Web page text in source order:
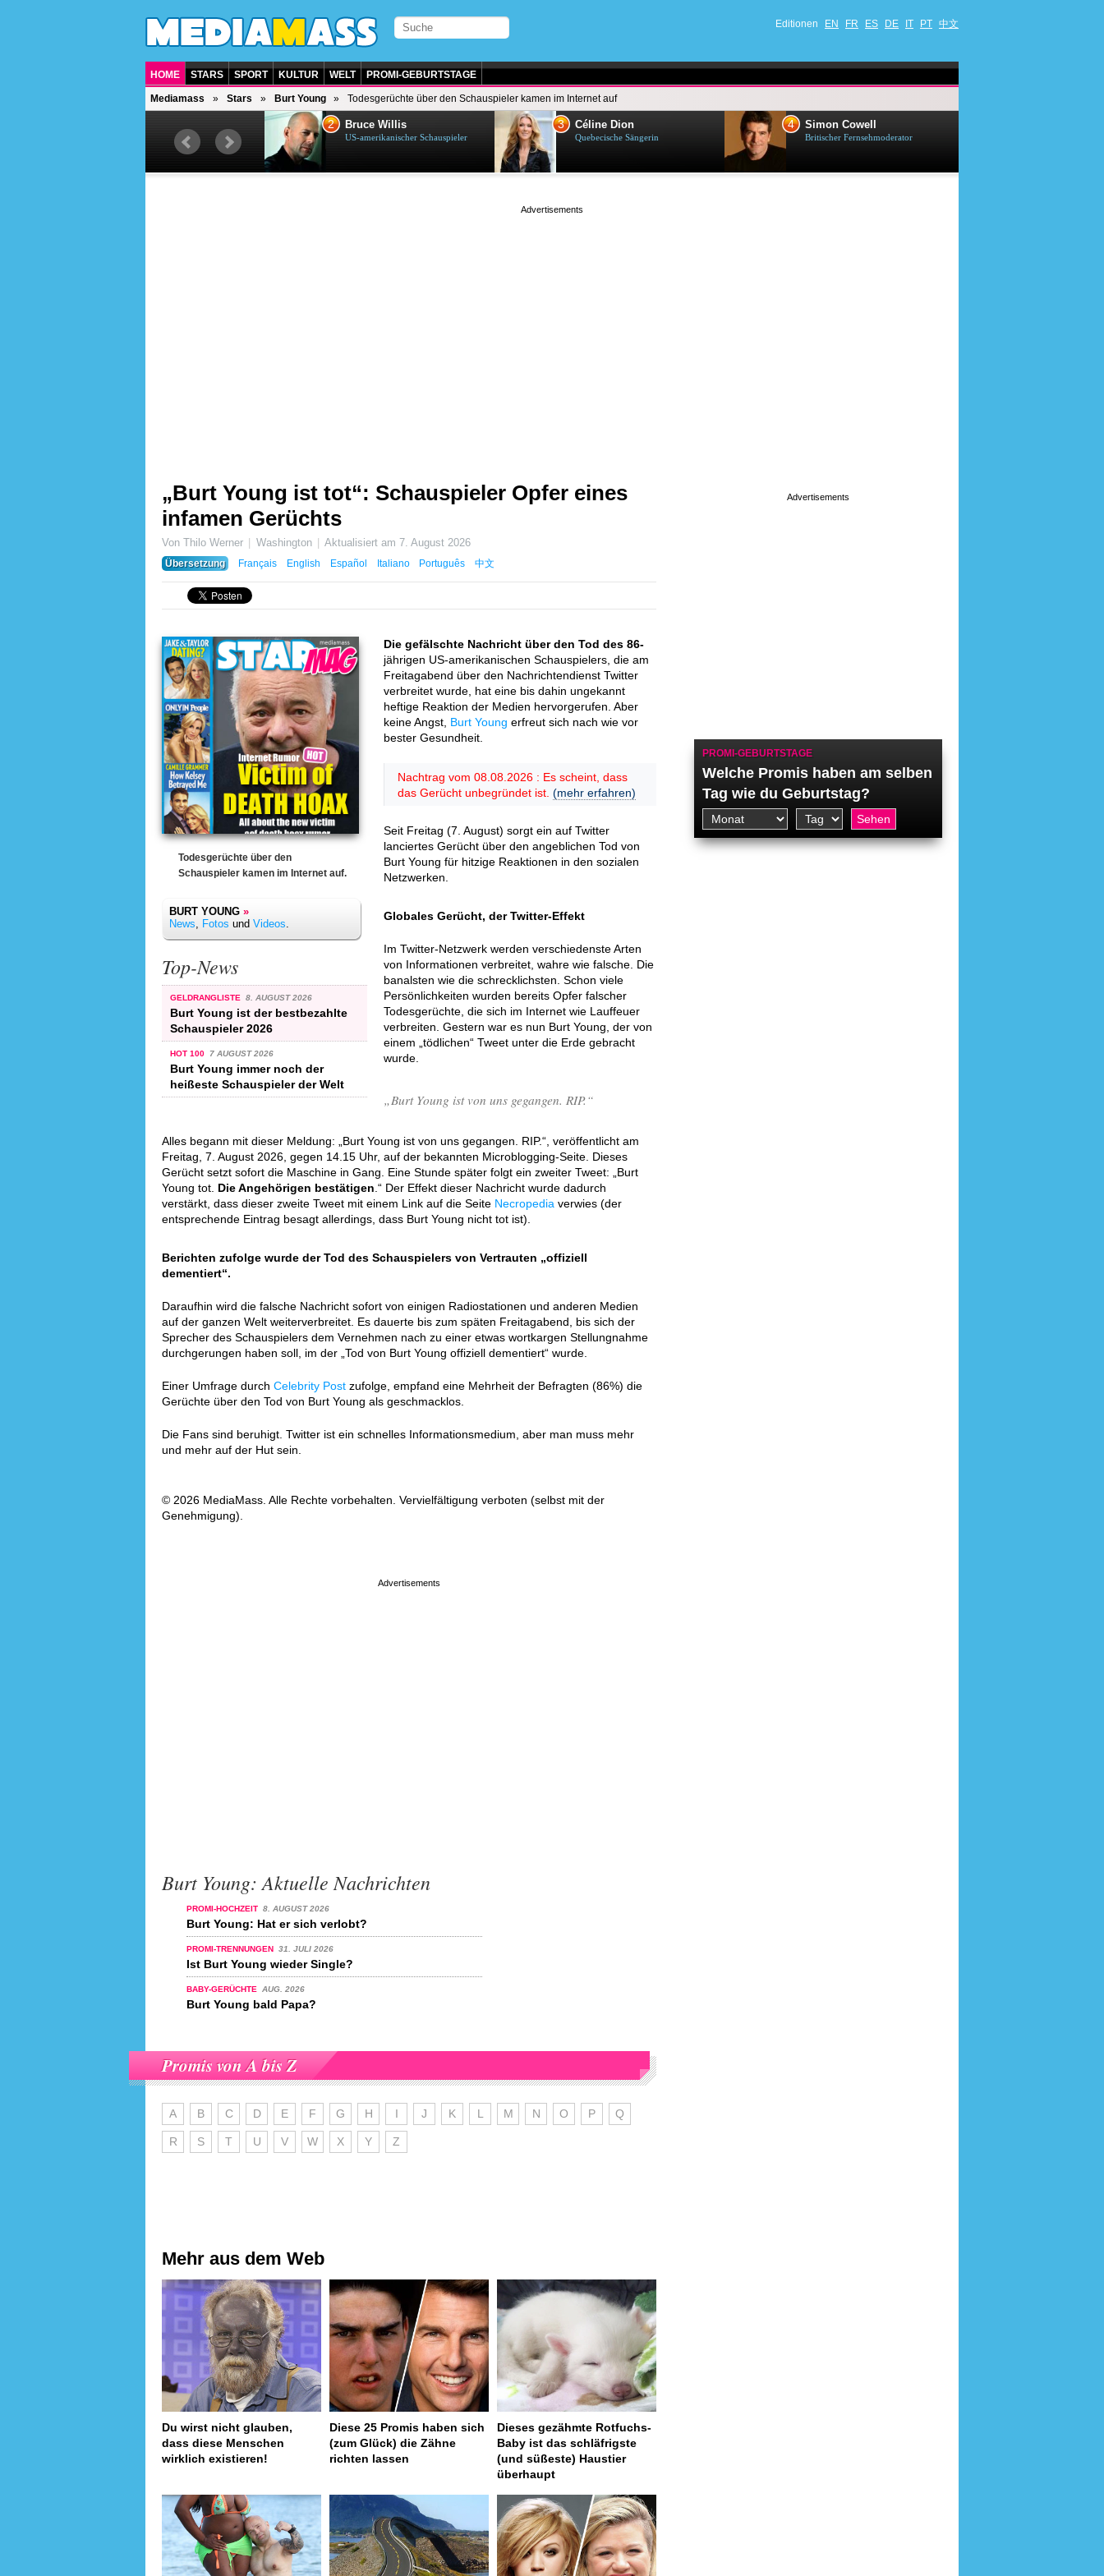
Editionen EN FR ES DE IT PT 中文
HOME STARS SPORT KULTUR WELT PROMI-GEBURTSTAGE
Mediamass Stars Burt Young Todesgerüchte über den Schauspieler kamen im Internet auf
Deutsche Sängerin
2 Bruce Willis
US-amerikanischer Schauspieler
3 Céline Dion
Quebecische Sängerin
4 Simon Cowell
Britischer Fernsehmoderator
„Burt Young ist tot“: Schauspieler Opfer eines
infamen Gerüchts
Von Thilo Werner Washington Aktualisiert am 7. August 2026
Übersetzung
Français English Español Italiano Português 中文
Todesgerüchte über den
Schauspieler kamen im Internet auf.
BURT YOUNG »
News, Fotos und Videos.
Top-News
GELDRANGLISTE 8. AUGUST 2026
Burt Young ist der bestbezahlte
Schauspieler 2026
HOT 100 7 AUGUST 2026
Burt Young immer noch der
heißeste Schauspieler der Welt
Die gefälschte Nachricht über den Tod des 86-
jährigen US-amerikanischen Schauspielers, die am
Freitagabend über den Nachrichtendienst Twitter
verbreitet wurde, hat eine bis dahin ungekannt
heftige Reaktion der Medien hervorgerufen. Aber
keine Angst, Burt Young erfreut sich nach wie vor
bester Gesundheit.
Nachtrag vom 08.08.2026 : Es scheint, dass
das Gerücht unbegründet ist. (mehr erfahren)
Seit Freitag (7. August) sorgt ein auf Twitter
lanciertes Gerücht über den angeblichen Tod von
Burt Young für hitzige Reaktionen in den sozialen
Netzwerken.
Globales Gerücht, der Twitter-Effekt
Im Twitter-Netzwerk werden verschiedenste Arten
von Informationen verbreitet, wahre wie falsche. Die
banalsten wie die schrecklichsten. Schon viele
Persönlichkeiten wurden bereits Opfer falscher
Todesgerüchte, die sich im Internet wie Lauffeuer
verbreiten. Gestern war es nun Burt Young, der von
einem „tödlichen“ Tweet unter die Erde gebracht
wurde.
„Burt Young ist von uns gegangen. RIP.“
Alles begann mit dieser Meldung: „Burt Young ist von uns gegangen. RIP.“, veröffentlicht am
Freitag, 7. August 2026, gegen 14.15 Uhr, auf der bekannten Microblogging-Seite. Dieses
Gerücht setzt sofort die Maschine in Gang. Eine Stunde später folgt ein zweiter Tweet: „Burt
Young tot. Die Angehörigen bestätigen .“ Der Effekt dieser Nachricht wurde dadurch
verstärkt, dass dieser zweite Tweet mit einem Link auf die Seite Necropedia verwies (der
entsprechende Eintrag besagt allerdings, dass Burt Young nicht tot ist).
Berichten zufolge wurde der Tod des Schauspielers von Vertrauten „offiziell
dementiert“.
Daraufhin wird die falsche Nachricht sofort von einigen Radiostationen und anderen Medien
auf der ganzen Welt weiterverbreitet. Es dauerte bis zum späten Freitagabend, bis sich der
Sprecher des Schauspielers dem Vernehmen nach zu einer etwas wortkargen Stellungnahme
durchgerungen haben soll, im der „Tod von Burt Young offiziell dementiert“ wurde.
Einer Umfrage durch Celebrity Post zufolge, empfand eine Mehrheit der Befragten (86%) die
Gerüchte über den Tod von Burt Young als geschmacklos.
Die Fans sind beruhigt. Twitter ist ein schnelles Informationsmedium, aber man muss mehr
und mehr auf der Hut sein.
© 2026 MediaMass. Alle Rechte vorbehalten. Vervielfältigung verboten (selbst mit der
Genehmigung).
Burt Young: Aktuelle Nachrichten
PROMI-HOCHZEIT 8. AUGUST 2026
Burt Young: Hat er sich verlobt?
PROMI-TRENNUNGEN 31. JULI 2026
Ist Burt Young wieder Single?
BABY-GERÜCHTE AUG. 2026
Burt Young bald Papa?
Promis von A bis Z
A B C D E F G H I J K L M N O P Q
R S T U V W X Y Z
Mehr aus dem Web
Du wirst nicht glauben,
dass diese Menschen
wirklich existieren!
Diese 25 Promis haben sich
(zum Glück) die Zähne
richten lassen
Dieses gezähmte Rotfuchs-
Baby ist das schläfrigste
(und süßeste) Haustier
überhaupt
PROMI-GEBURTSTAGE
Welche Promis haben am selben
Tag wie du Geburtstag?